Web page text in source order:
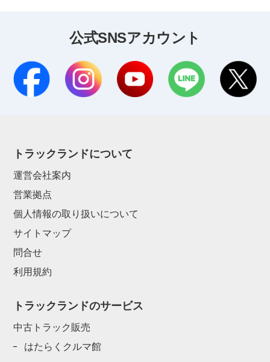
公式SNSアカウント
トラックランドについて
運営会社案内
営業拠点
個人情報の取り扱いについて
サイトマップ
問合せ
利用規約
トラックランドのサービス
中古トラック販売
はたらくクルマ館